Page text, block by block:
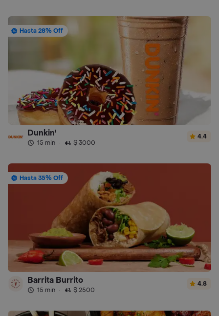
Hasta 28% Off
Dunkin'
15 min · $ 3000
4.4
Hasta 35% Off
Barrita Burrito
15 min · $ 2500
4.8